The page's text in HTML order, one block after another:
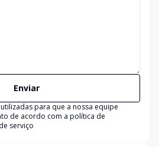
Enviar
para que a nossa equipe
de acordo com a política de
serviço